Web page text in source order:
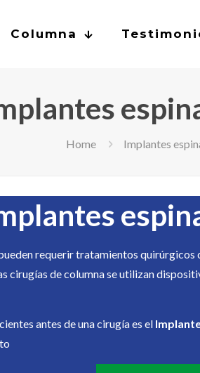
Columna
Home Implantes
requerir tratamientos
cirugías de columna se utilizan
antes de una cirugía es el